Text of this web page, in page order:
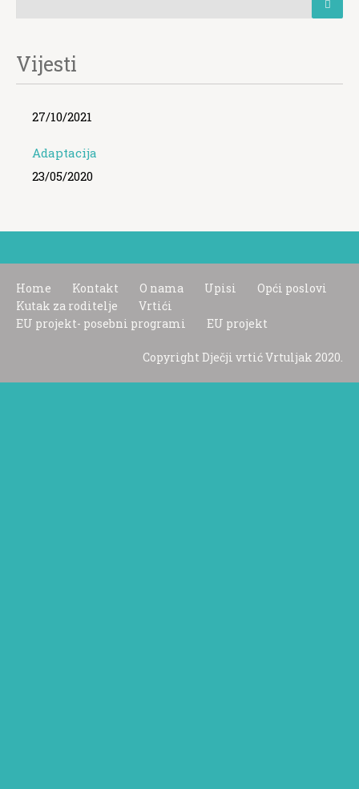
Vijesti
27/10/2021
Adaptacija
23/05/2020
Home Kontakt O nama Upisi
Opći poslovi
Kutak za roditelje
Vrtići
EU projekt- posebni programi
EU projekt
Copyright Dječji vrtić Vrtuljak 2020.